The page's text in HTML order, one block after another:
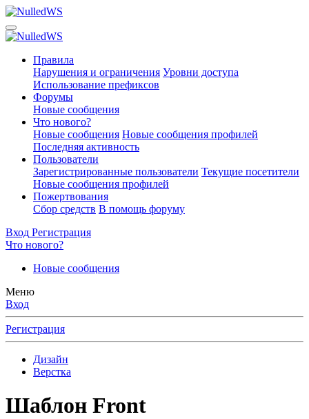
Правила
Нарушения и ограничения Уровни доступа
Использование префиксов
Форумы
Новые сообщения
Что нового?
Новые сообщения Новые сообщения профилей
Последняя активность
Пользователи
Зарегистрированные пользователи Текущие посетители
Новые сообщения профилей
Пожертвования
Сбор средств В помощь форуму
Вход Регистрация
Что нового?
Новые сообщения
Меню
Вход
Регистрация
Дизайн
Верстка
Шаблон Front